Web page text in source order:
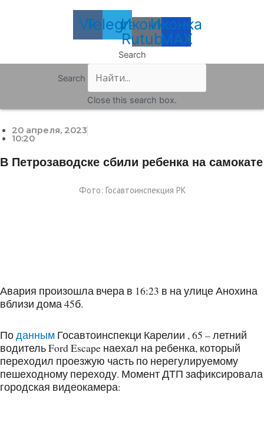
Vk
Telegram
Иконка
Rutube
Иконка
MAX
Search
Search
Close this search box.
20 апреля, 2023
10:20
В Петрозаводске сбили ребенка на самокате
Фото: Госавтоинспекция РК
Авария произошла вчера в 16:23 в на улице Анохина
вблизи дома 45б.
Поданным Госавтоинспекци Карелии , 65 – летний
водитель Ford Escape наехал на ребенка, который
переходил проезжую часть по нерегулируемому
пешеходному переходу. Момент ДТП зафиксировала
городская видеокамера: